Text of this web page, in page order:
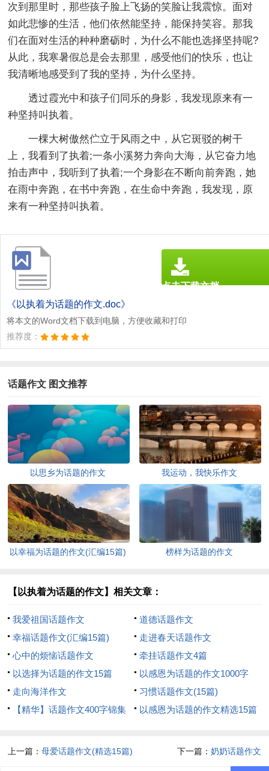
次到那里时，那些孩子脸上飞扬的笑脸让我震惊。面对
如此悲惨的生活，他们依然能坚持，能保持笑容。那我
们在面对生活的种种磨砺时，为什么不能也选择坚持呢?
从此，我寒暑假总是会去那里，感受他们的快乐，也让
我清晰地感受到了我的坚持，为什么坚持。
透过霞光中和孩子们同乐的身影，我发现原来有一
种坚持叫执着。
一棵大树傲然伫立于风雨之中，从它斑驳的树干
上，我看到了执着;一条小溪努力奔向大海，从它奋力地
拍击声中，我听到了执着;一个身影在不断向前奔跑，她
在雨中奔跑，在书中奔跑，在生命中奔跑，我发现，原
来有一种坚持叫执着。
《以执着为话题的作文.doc》
将本文的Word文档下载到电脑，方便收藏和打印
推荐度：
点击下载文档
话题作文 图文推荐
以思乡为话题的作文 我运动，我快乐作文
以幸福为话题的作文(汇编15篇) 榜样为话题的作文
【以执着为话题的作文】相关文章：
我爱祖国话题作文
道德话题作文
幸福话题作文(汇编15篇)
走进春天话题作文
心中的烦恼话题作文
牵挂话题作文4篇
以选择为话题的作文15篇
以感恩为话题的作文1000字
走向海洋作文
习惯话题作文(15篇)
【精华】话题作文400字锦集
以感恩为话题的作文精选15篇
上一篇：母爱话题作文(精选15篇) 下一篇： 奶奶话题作文